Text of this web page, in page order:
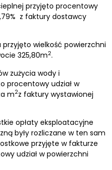
przyjęto procentowy
z faktury dostawcy
przyjęto wielkość powierzchni
325,80m2.
zużycia wody i
procentowy udział w
m2z faktury wystawionej
opłaty eksploatacyjne
były rozliczane w ten sam
przyjęte w fakturze
udział w powierzchni